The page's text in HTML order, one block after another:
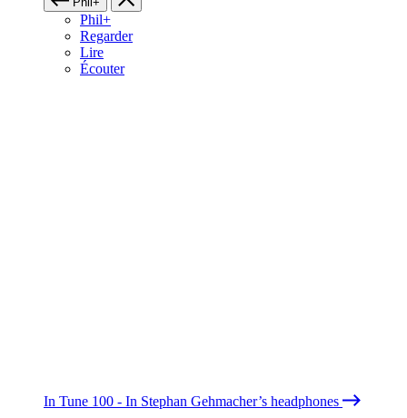
Phil+
Regarder
Lire
Écouter
In Tune 100 - In Stephan Gehmacher’s headphones